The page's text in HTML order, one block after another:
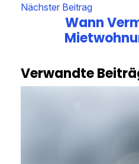
Nächster Beitrag
Wann
Verwandte